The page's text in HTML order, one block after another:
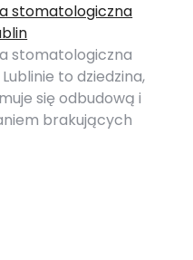
stomatologiczna
stomatologiczna
to dziedzina,
się odbudową i
brakujących